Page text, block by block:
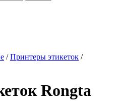
/Принтеры этикеток /
Rongta